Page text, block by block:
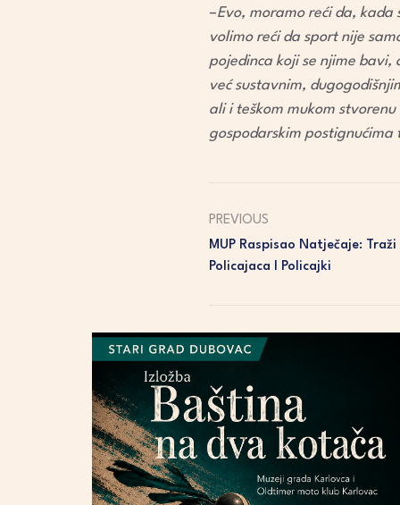
–Evo, moramo reći da,
volimo reći da sport nije
pojedinca koji se njime bavi,
već sustavnim,
ali i teškom mukom
gospodarskim
PREVIOUS
MUP Raspisao Natječaje:
Policajaca I Policajki